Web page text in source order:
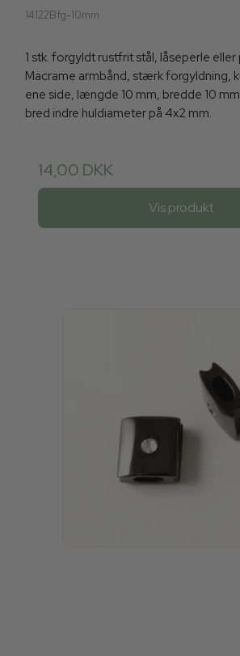
14122Bfg-10mm
1 stk. forgyldt rustfrit stål, låseperle
Macrame armbånd, stærk forgyldning,
ene side, længde 10 mm, bredde 10
bred indre huldiameter på 4x2 mm.
14,00 DKK
Vis produkt